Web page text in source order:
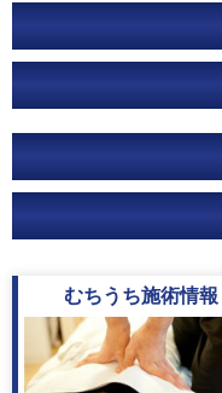
むちうち施術情報